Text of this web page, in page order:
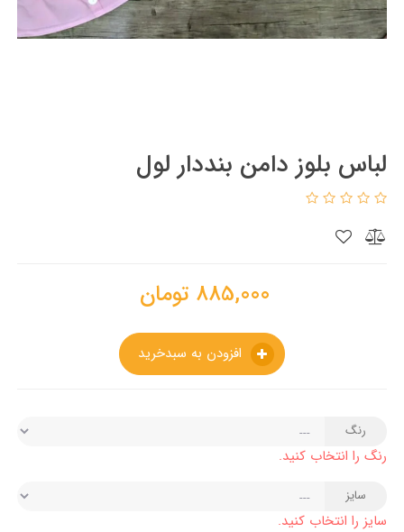
لباس بلوز دامن بنددار لول
885,000 تومان
رنگ
رنگ را انتخاب کنید.
سایز
سایز را انتخاب کنید.